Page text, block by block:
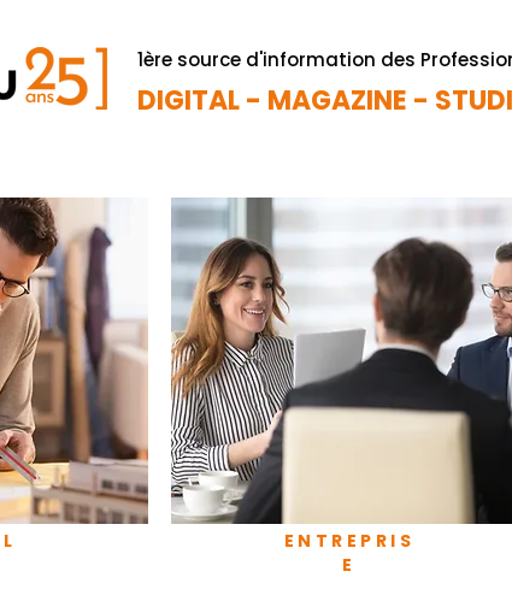
1ère source d'information des
DIGITAL - MAGAZINE -
ENTREPRIS
E